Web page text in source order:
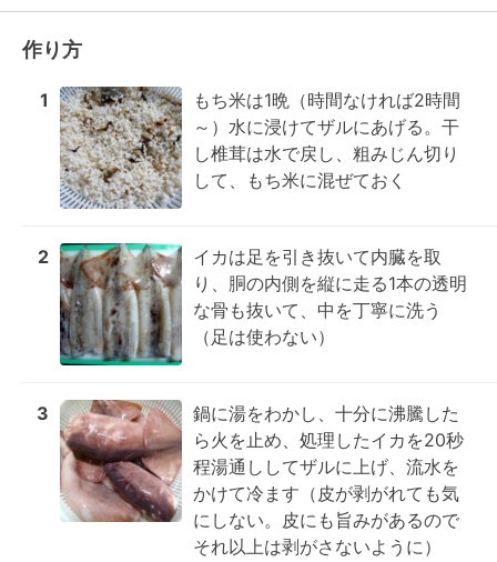
作り方
1
もち米は1晩（時間なければ2時間
～）水に浸けてザルにあげる。干
し椎茸は水で戻し、粗みじん切り
して、もち米に混ぜておく
2
イカは足を引き抜いて内臓を取
り、胴の内側を縦に走る1本の透明
な骨も抜いて、中を丁寧に洗う
（足は使わない）
3
鍋に湯をわかし、十分に沸騰した
ら火を止め、処理したイカを20秒
程湯通ししてザルに上げ、流水を
かけて冷ます（皮が剥がれても気
にしない。皮にも旨みがあるので
それ以上は剥がさないように）